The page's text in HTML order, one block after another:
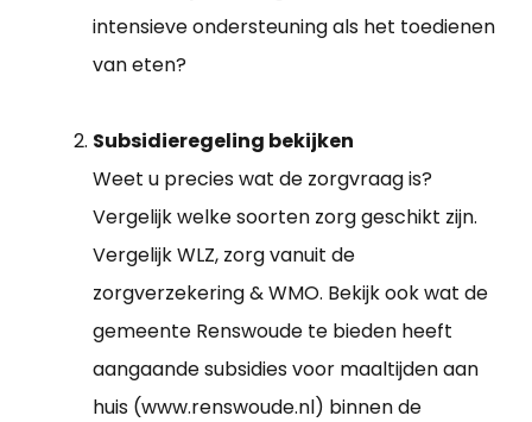
intensieve ondersteuning als het toedienen
van eten?
Subsidieregeling bekijken
Weet u precies wat de zorgvraag is?
Vergelijk welke soorten zorg geschikt zijn.
Vergelijk WLZ, zorg vanuit de
zorgverzekering & WMO. Bekijk ook wat de
gemeente Renswoude te bieden heeft
aangaande subsidies voor maaltijden aan
huis (www.renswoude.nl) binnen de